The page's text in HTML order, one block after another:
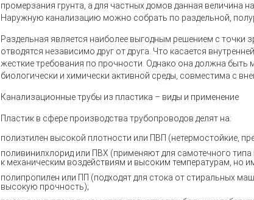
промерзания грунта, а для частных домов данная величина
Наружную канализацию можно собрать по раздельной,
Раздельная является наиболее выгодным решением с точки
отводятся независимо друг от друга. Что касается
жесткие требования по прочности. Однако она должна
биологически и химически активной среды, совместима с
Канализационные трубы из пластика – виды и применение
Пластик в сфере производства трубопроводов делят на:
полиэтилен высокой плотности или ПВП (нетермостойкие,
поливинилхлорид или ПВХ (применяют для самотечного
к механическим воздействиям и высоким температурам, но
полипропилен или ПП (подходят для стока от стиральных
высокую прочность);